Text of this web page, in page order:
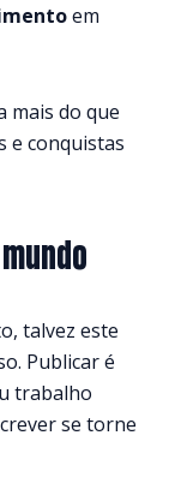
em
mais do que
e conquistas
talvez este
Publicar é
trabalho
se torne